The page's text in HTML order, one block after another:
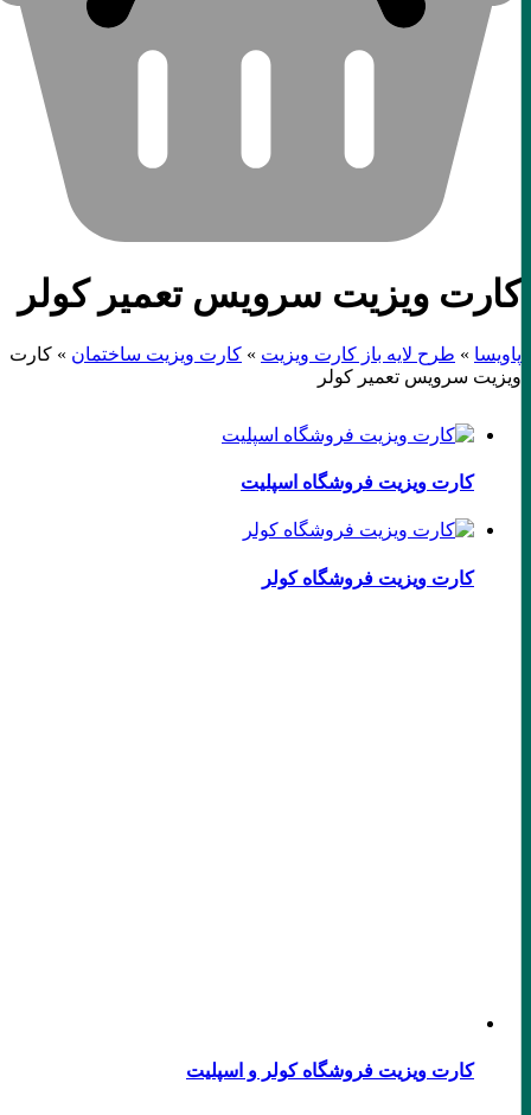
کارت ویزیت سرویس تعمیر کولر
پاویسا»طرح لایه باز کارت ویزیت»کارت ویزیت ساختمان»کارت
ویزیت سرویس تعمیر کولر
کارت ویزیت فروشگاه اسپلیت
کارت ویزیت فروشگاه کولر
کارت ویزیت فروشگاه کولر و اسپلیت